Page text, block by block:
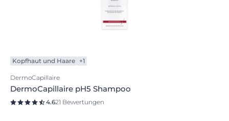
Kopfhaut und Haare +1
DermoCapillaire
DermoCapillaire pH5 Shampoo
4.621 Bewertungen